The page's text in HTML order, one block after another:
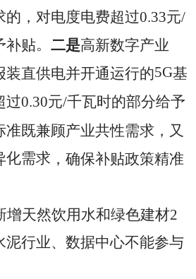
的，对电度电费超过0.33元/
补贴。二是高新数字产业
装直供电并开通运行的5G基
过0.30元/千瓦时的部分给予
既兼顾产业共性需求，又
化需求 ，确保补贴政策精准
增天然饮用水和绿色建材2
泥行业、数据中心不能参与